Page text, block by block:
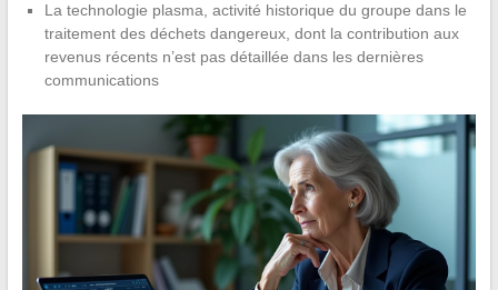
La technologie plasma, activité historique du groupe dans le
traitement des déchets dangereux, dont la contribution aux
revenus récents n’est pas détaillée dans les dernières
communications